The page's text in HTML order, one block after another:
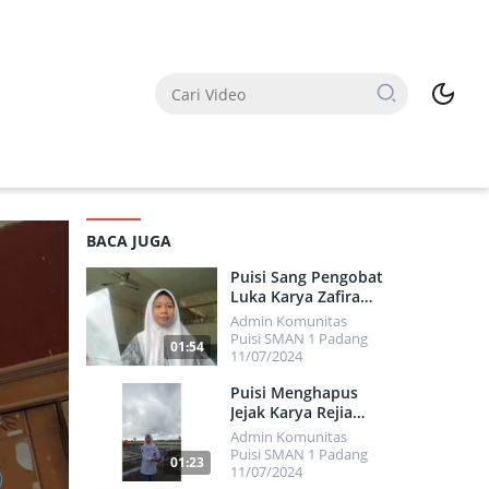
BACA JUGA
825
01:54
Puisi Sang Pengobat
Luka Karya Zafira
Fajria Aunode
Admin Komunitas
Puisi SMAN 1 Padang
11/07/2024
01:23
Puisi Menghapus
Jejak Karya Rejia
Pranata
Admin Komunitas
Puisi SMAN 1 Padang
11/07/2024